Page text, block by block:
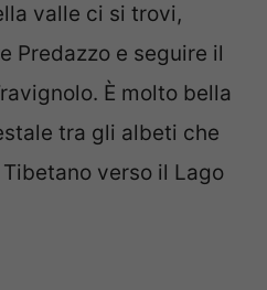
valle ci si trovi,
Predazzo e seguire il
È molto bella
tra gli albeti che
verso il Lago